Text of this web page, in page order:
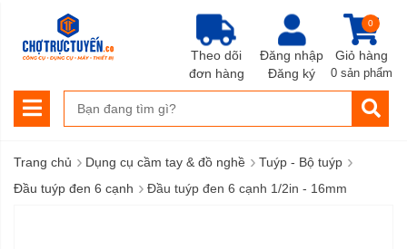
Đăng nhập
Đăng ký
Giỏ hàng
0
0 sản phẩm
Theo dõi
đơn hàng
Trang chủ › Dụng cụ cầm tay & đồ nghề › Tuýp - Bộ tuýp ›
Đầu tuýp đen 6 cạnh › Đầu tuýp đen 6 cạnh 1/2in - 16mm